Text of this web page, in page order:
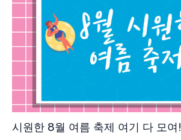
시원한 8월 여름 축제 여기 다 모여!